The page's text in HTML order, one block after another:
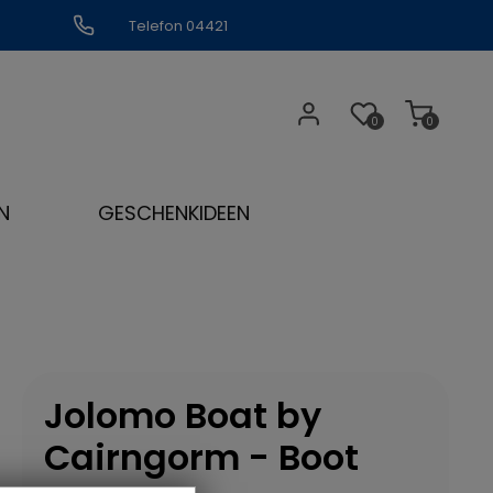
Telefon 04421
0
0
GESCHENKIDEEN
Jolomo Boat by
Cairngorm - Boot